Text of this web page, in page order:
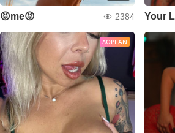
😝me😝 2384
ΔΩΡΕΆΝ